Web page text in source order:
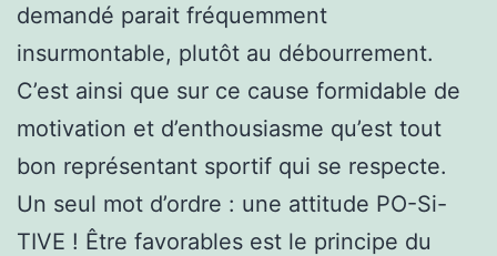
demandé parait fréquemment
insurmontable, plutôt au débourrement.
C’est ainsi que sur ce cause formidable de
motivation et d’enthousiasme qu’est tout
bon représentant sportif qui se respecte.
Un seul mot d’ordre : une attitude PO-Si-
TIVE ! Être favorables est le principe du